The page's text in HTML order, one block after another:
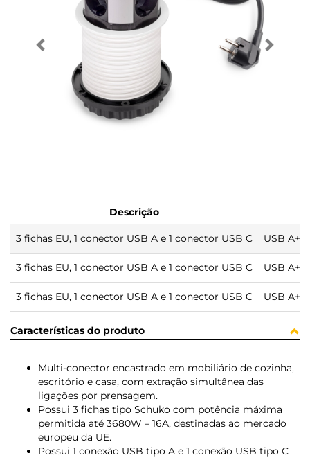
Descrição
3 fichas EU, 1 conector USB A e 1 conector USB C USB
3 fichas EU, 1 conector USB A e 1 conector USB C USB
3 fichas EU, 1 conector USB A e 1 conector USB C USB
Características do produto
Multi-conector encastrado em mobiliário de cozinha,
escritório e casa, com extração simultânea das
ligações por prensagem.
Possui 3 fichas tipo Schuko com potência máxima
permitida até 3680W – 16A, destinadas ao mercado
europeu da UE.
Possui 1 conexão USB tipo A e 1 conexão USB tipo C